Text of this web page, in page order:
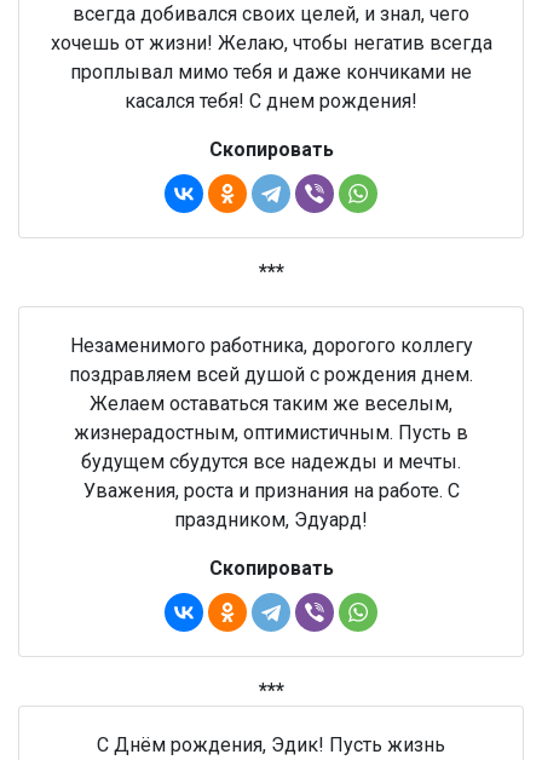
всегда добивался своих целей, и знал, чего
хочешь от жизни! Желаю, чтобы негатив всегда
проплывал мимо тебя и даже кончиками не
касался тебя! С днем рождения!
Скопировать
***
Незаменимого работника, дорогого коллегу
поздравляем всей душой с рождения днем.
Желаем оставаться таким же веселым,
жизнерадостным, оптимистичным. Пусть в
будущем сбудутся все надежды и мечты.
Уважения, роста и признания на работе. С
праздником, Эдуард!
Скопировать
***
С Днём рождения, Эдик! Пусть жизнь